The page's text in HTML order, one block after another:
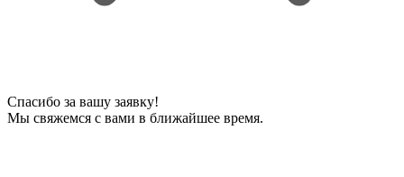
Спасибо за вашу заявку!
Мы свяжемся с вами в ближайшее время.